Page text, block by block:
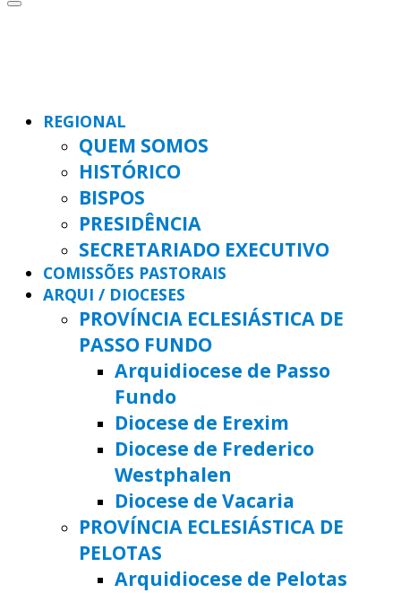
REGIONAL
QUEM SOMOS
HISTÓRICO
BISPOS
PRESIDÊNCIA
SECRETARIADO EXECUTIVO
COMISSÕES PASTORAIS
ARQUI / DIOCESES
PROVÍNCIA ECLESIÁSTICA DE
PASSO FUNDO
Arquidiocese de Passo
Fundo
Diocese de Erexim
Diocese de Frederico
Westphalen
Diocese de Vacaria
PROVÍNCIA ECLESIÁSTICA DE
PELOTAS
Arquidiocese de Pelotas